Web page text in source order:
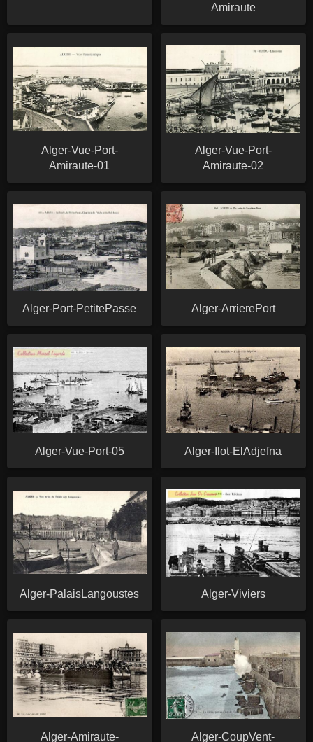
Amiraute
Alger-Vue-Port-
Amiraute-01
Alger-Vue-Port-
Amiraute-02
Alger-Port-PetitePasse Alger-ArrierePort
Alger-Vue-Port-05 Alger-Ilot-ElAdjefna
Alger-PalaisLangoustes Alger-Viviers
Alger-Amiraute- Alger-CoupVent-